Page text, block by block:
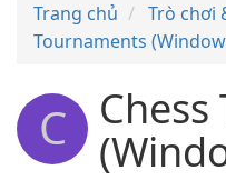
Trang chủ Trò chơi
Tournaments
C